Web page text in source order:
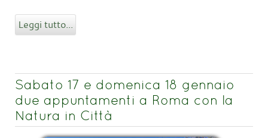
Leggi tutto...
Sabato 17 e domenica 18 gennaio
due appuntamenti a Roma con la
Natura in Città